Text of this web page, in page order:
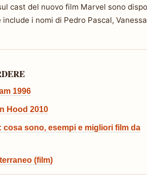
cast del nuovo film Marvel sono
include i nomi di Pedro Pascal,
1996
Hood 2010
cosa sono, esempi e migliori film da
(film)